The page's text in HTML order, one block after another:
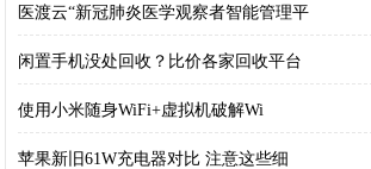
医渡云“新冠肺炎医学观察者智能管理平
闲置手机没处回收？比价各家回收平台
使用小米随身WiFi+虚拟机破解Wi
苹果新旧61W充电器对比 注意这些细